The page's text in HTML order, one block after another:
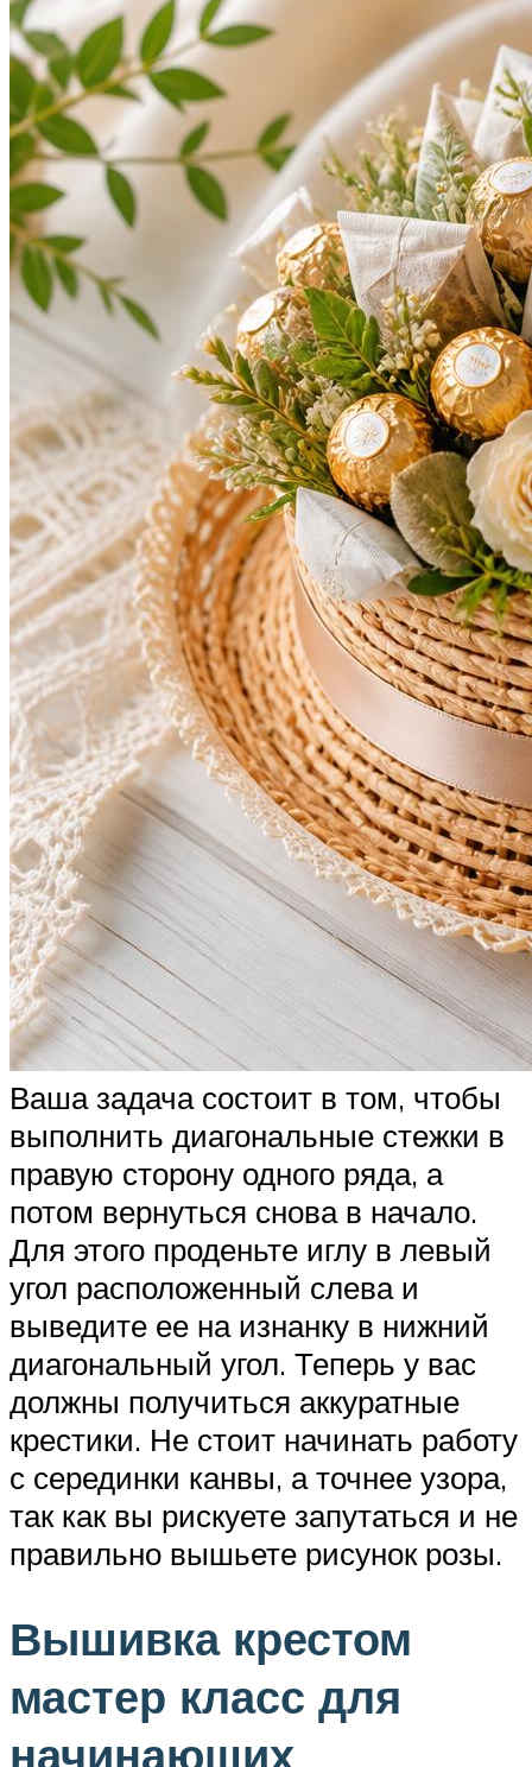
Ваша задача состоит в том, чтобы
выполнить диагональные стежки в
правую сторону одного ряда, а
потом вернуться снова в начало.
Для этого проденьте иглу в левый
угол расположенный слева и
выведите ее на изнанку в нижний
диагональный угол. Теперь у вас
должны получиться аккуратные
крестики. Не стоит начинать работу
с серединки канвы, а точнее узора,
так как вы рискуете запутаться и не
правильно вышьете рисунок розы.
Вышивка крестом
мастер класс для
начинающих